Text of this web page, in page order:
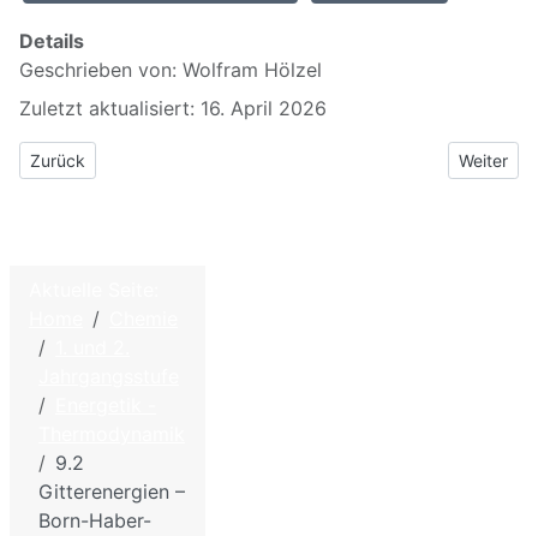
Details
Geschrieben von: Wolfram Hölzel
Zuletzt aktualisiert: 16. April 2026
Vorheriger Beitrag: 9 Bindungsenthalpien
Zurück Nächster
Weiter
9.2
Gitterenergien –
Born-Haber-